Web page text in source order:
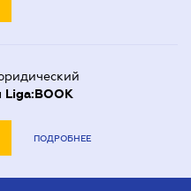
Liga:BOOK
ПОДРОБНЕЕ